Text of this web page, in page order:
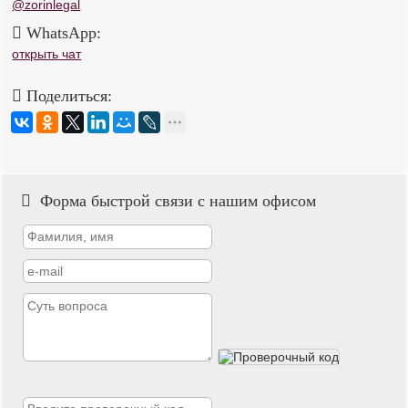
@zorinlegal
WhatsApp:
открыть чат
Поделиться:
Форма быстрой связи с нашим офисом